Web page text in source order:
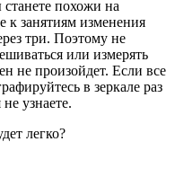
похожи на
занятиям изменения
три. Поэтому не
или измерять
не произойдет. Если все
в зеркале раз
узнаете.
легко?